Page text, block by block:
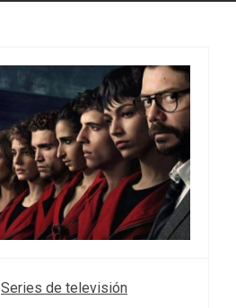
Series de televisión